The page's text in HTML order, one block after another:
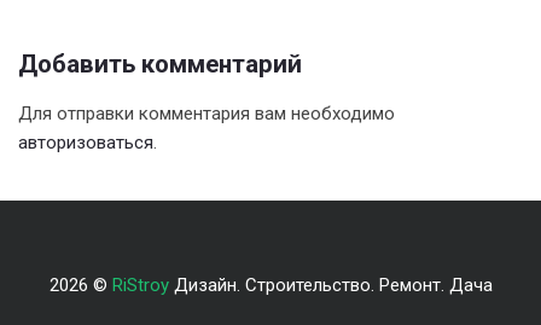
Добавить комментарий
Для отправки комментария вам необходимо
авторизоваться
2026 © RiStroyДизайн. Строительство. Ремонт. Дача